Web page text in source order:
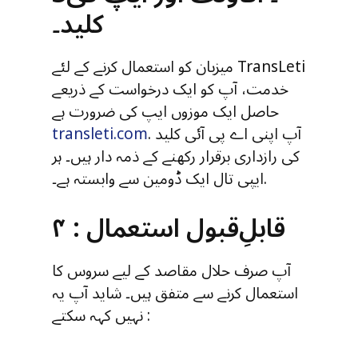
کلید۔
میزبان کو استعمال کرنے کے لئے TransLeti
خدمت، آپ کو ایک درخواست کے ذریعے
حاصل ایک موزوں ایپ کی ضرورت ہے
transleti.com. آپ اپنی اے پی آئی کلید
کی رازداری برقرار رکھنے کے ذمہ دار ہیں۔ ہر
ایپی تال ایک ڈومین سے وابستہ ہے۔.
۴ : قابلِ‌قبول استعمال
آپ صرف حلال مقاصد کے لیے سروس کا
استعمال کرنے سے متفق ہیں۔ شاید آپ یہ
نہیں کہہ سکتے :